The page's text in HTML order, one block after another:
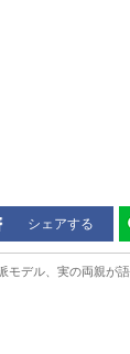
シェアする
モデル、実の両親が